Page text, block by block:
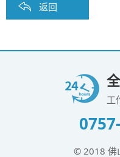
返回
工
© 2018 佛